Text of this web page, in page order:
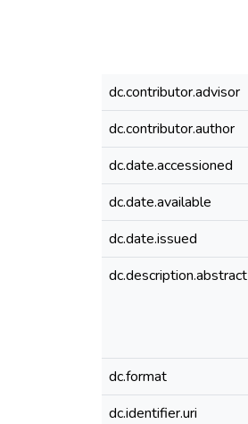
dc.contributor.advisor
dc.contributor.author
dc.date.accessioned
dc.date.available
dc.date.issued
dc.description.abstract
dc.format
dc.identifier.uri